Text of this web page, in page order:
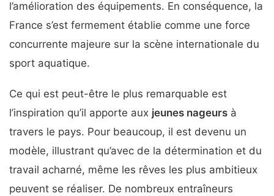
l’amélioration des équipements. En conséquence, la
France s’est fermement établie comme une force
concurrente majeure sur la scène internationale du
sport aquatique.
Ce qui est peut-être le plus remarquable est
l’inspiration qu’il apporte aux jeunes nageurs à
travers le pays. Pour beaucoup, il est devenu un
modèle, illustrant qu’avec de la détermination et du
travail acharné, même les rêves les plus ambitieux
peuvent se réaliser. De nombreux entraîneurs